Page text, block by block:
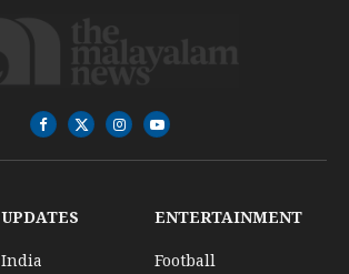
Facebook
X
(Twitter)
InstagramYouTube
UPDATES
India
ENTERTAINMENT
Football